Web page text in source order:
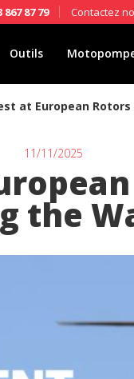
867 87 79 Contactez
Outils
at European
11/11/2025
the